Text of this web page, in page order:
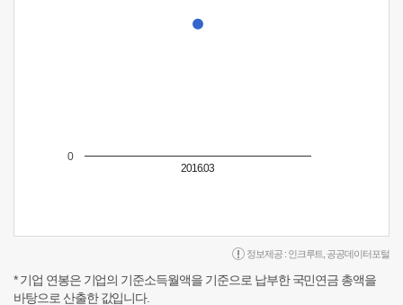
2016.03
0
정보제공 : 인크루트 공공데이터포털
* 기업 연봉은 기업의 기준소득월액을 기준으로 납부한 국민연금 총액을
바탕으로 산출한 값입니다.